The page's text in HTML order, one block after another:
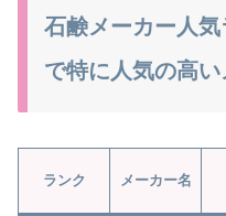
石鹸メーカー人
で特に人気の高い
ランク メーカー名